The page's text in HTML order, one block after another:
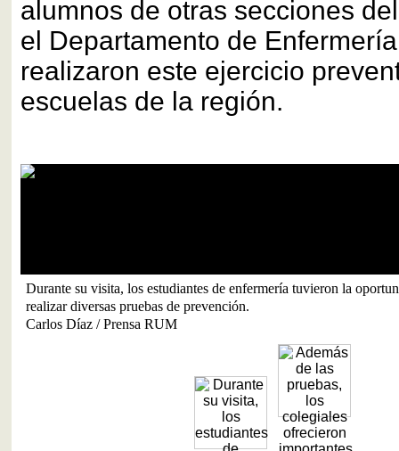
alumnos de otras secciones
el Departamento de
realizaron este ejercicio
escuelas de la región.
Durante su visita, los estudiantes de enfermería tuvieron la
realizar diversas pruebas de prevención.
Carlos Díaz / Prensa RUM